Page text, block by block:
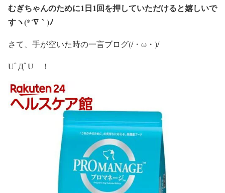
むぎちゃんのために1日1回を押していただけると嬉しいで
すヽ(*´∇｀)ﾉ
さて、手が空いた時の一言ブログ(/・ω・)/
UﾟДﾟU ！